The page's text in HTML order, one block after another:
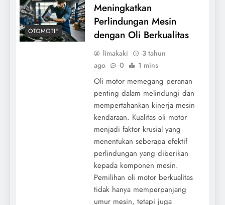
OTOMOTIF
Meningkatkan
Perlindungan Mesin
dengan Oli Berkualitas
limakaki
3 tahun
ago
0 1 mins
Oli motor memegang peranan
penting dalam melindungi dan
mempertahankan kinerja mesin
kendaraan. Kualitas oli motor
menjadi faktor krusial yang
menentukan seberapa efektif
perlindungan yang diberikan
kepada komponen mesin.
Pemilihan oli motor berkualitas
tidak hanya memperpanjang
umur mesin, tetapi juga